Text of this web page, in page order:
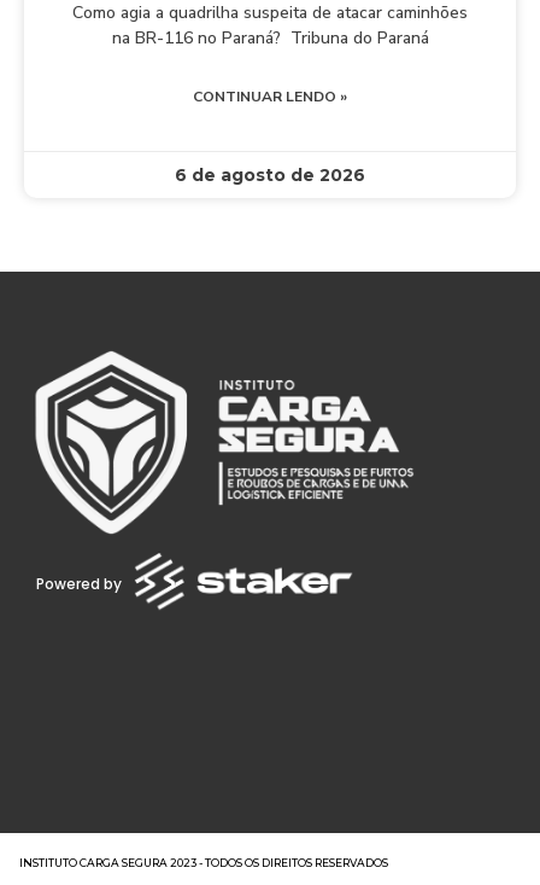
Como agia a quadrilha suspeita de atacar caminhões
na BR-116 no Paraná? Tribuna do Paraná
CONTINUAR LENDO »
6 de agosto de 2026
Powered by
INSTITUTO CARGA SEGURA 2023 - TODOS OS DIREITOS RESERVADOS